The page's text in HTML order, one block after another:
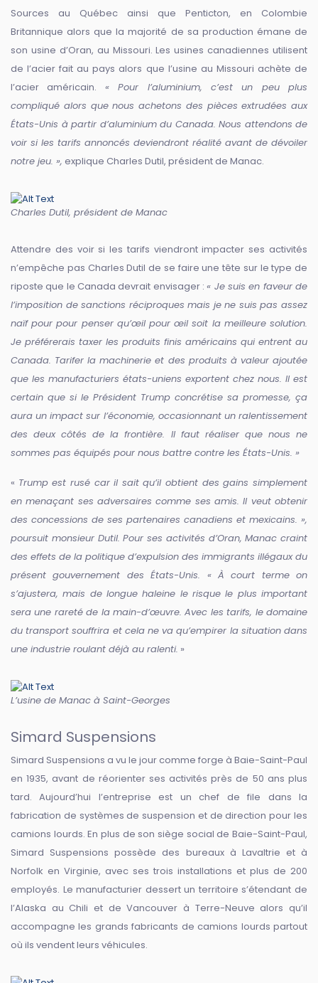
Sources au Québec ainsi que Penticton, en Colombie
Britannique alors que la majorité de sa production émane de
son usine d’Oran, au Missouri. Les usines canadiennes utilisent
de l’acier fait au pays alors que l’usine au Missouri achète de
l’acier américain. « Pour l’aluminium, c’est un peu plus
compliqué alors que nous achetons des pièces extrudées aux
États-Unis à partir d’aluminium du Canada. Nous attendons de
voir si les tarifs annoncés deviendront réalité avant de dévoiler
notre jeu. », explique Charles Dutil, président de Manac.
Charles Dutil, président de Manac
Attendre des voir si les tarifs viendront impacter ses activités
n’empêche pas Charles Dutil de se faire une tête sur le type de
riposte que le Canada devrait envisager :« Je suis en faveur de
l’imposition de sanctions réciproques mais je ne suis pas assez
naïf pour pour penser qu’œil pour œil soit la meilleure solution.
Je préférerais taxer les produits finis américains qui entrent au
Canada. Tarifer la machinerie et des produits à valeur ajoutée
que les manufacturiers états-uniens exportent chez nous. Il est
certain que si le Président Trump concrétise sa promesse, ça
aura un impact sur l’économie, occasionnant un ralentissement
des deux côtés de la frontière. Il faut réaliser que nous ne
sommes pas équipés pour nous battre contre les États-Unis. »
« Trump est rusé car il sait qu’il obtient des gains simplement
en menaçant ses adversaires comme ses amis. Il veut obtenir
des concessions de ses partenaires canadiens et mexicains. »,
poursuit monsieur Dutil. Pour ses activités d’Oran, Manac craint
des effets de la politique d’expulsion des immigrants illégaux du
présent gouvernement des États-Unis. « À court terme on
s’ajustera, mais de longue haleine le risque le plus important
sera une rareté de la main-d’œuvre. Avec les tarifs, le domaine
du transport souffrira et cela ne va qu’empirer la situation dans
une industrie roulant déjà au ralenti. »
L’usine de Manac à Saint-Georges
Simard Suspensions
Simard Suspensions a vu le jour comme forge à Baie-Saint-Paul
en 1935, avant de réorienter ses activités près de 50 ans plus
tard. Aujourd’hui l’entreprise est un chef de file dans la
fabrication de systèmes de suspension et de direction pour les
camions lourds. En plus de son siège social de Baie-Saint-Paul,
Simard Suspensions possède des bureaux à Lavaltrie et à
Norfolk en Virginie, avec ses trois installations et plus de 200
employés. Le manufacturier dessert un territoire s’étendant de
l’Alaska au Chili et de Vancouver à Terre-Neuve alors qu’il
accompagne les grands fabricants de camions lourds partout
où ils vendent leurs véhicules.